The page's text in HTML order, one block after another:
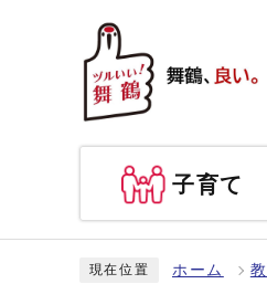
子育て
現在位置 ホーム